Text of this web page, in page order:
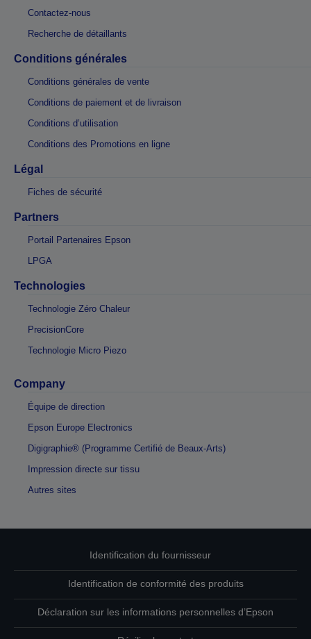
Contactez-nous
Recherche de détaillants
Conditions générales
Conditions générales de vente
Conditions de paiement et de livraison
Conditions d’utilisation
Conditions des Promotions en ligne
Légal
Fiches de sécurité
Partners
Portail Partenaires Epson
LPGA
Technologies
Technologie Zéro Chaleur
PrecisionCore
Technologie Micro Piezo
Company
Équipe de direction
Epson Europe Electronics
Digigraphie® (Programme Certifié de Beaux-Arts)
Impression directe sur tissu
Autres sites
Identification du fournisseur
Identification de conformité des produits
Déclaration sur les informations personnelles d’Epson